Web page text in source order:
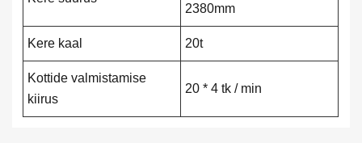
2380mm
Kere kaal 20t
Kottide valmistamise
kiirus
20 * 4 tk / min